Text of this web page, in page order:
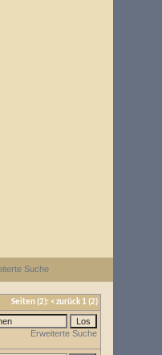
Suche
Seiten(2): <zurück 1 (2)
Erweiterte Suche